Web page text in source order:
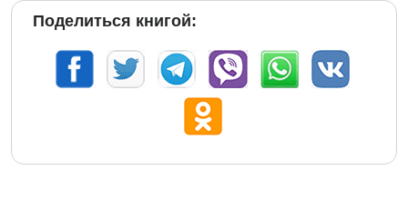
Поделиться книгой: